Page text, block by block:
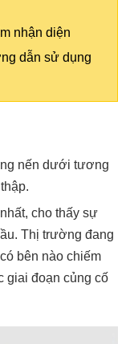
nhận diện
dẫn sử dụng
nến dưới tương
cho thấy sự
Thị trường đang
bên nào chiếm
giai đoạn củng cố